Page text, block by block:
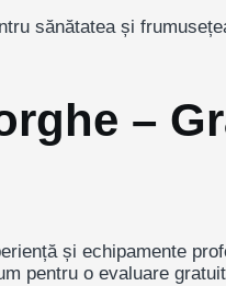
sănătatea și
–
și echipamente
pentru o evaluare